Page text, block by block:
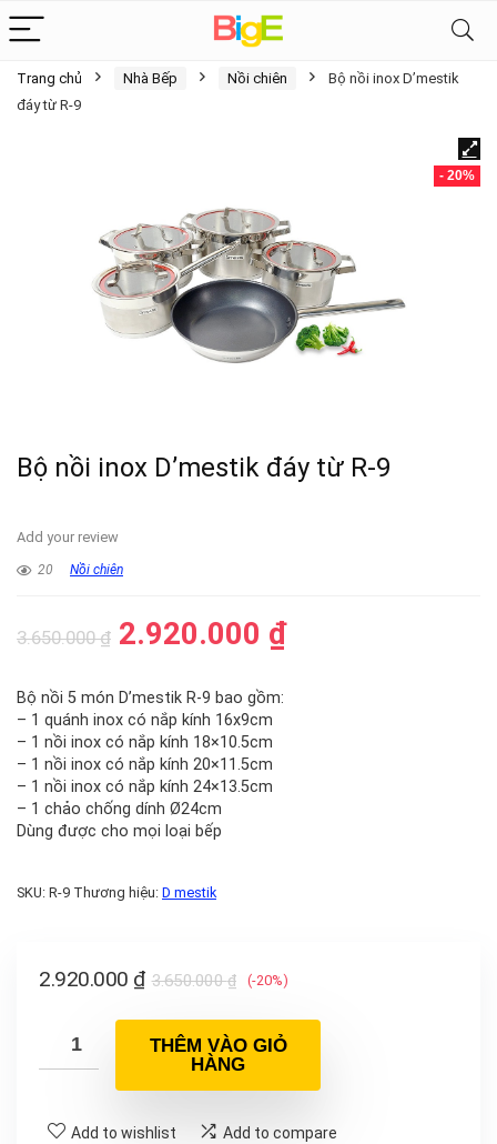
Trang chủ Nhà Bếp Nồi chiên
Bộ nồi inox D’mestik
đáy từ R-9
- 20%
Bộ nồi inox D’mestik đáy từ R-9
Add your review
20 Nồi chiên
3.650.000₫ 2.920.000 ₫
Bộ nồi 5 món D’mestik R-9 bao gồm:
– 1 quánh inox có nắp kính 16x9cm
– 1 nồi inox có nắp kính 18×10.5cm
– 1 nồi inox có nắp kính 20×11.5cm
– 1 nồi inox có nắp kính 24×13.5cm
– 1 chảo chống dính Ø24cm
Dùng được cho mọi loại bếp
SKU: R-9 Thương hiệu: D mestik
3.650.000₫
2.920.000 ₫ (-20%)
THÊM VÀO GIỎ
HÀNG
Add to wishlist Add to compare